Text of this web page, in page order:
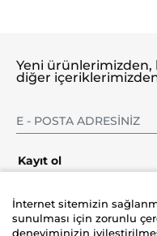
Yeni ürünlerimizden,
diğer
Kayıt ol
İnternet sitemizin
sunulması için zorunlu
deneyiminizin